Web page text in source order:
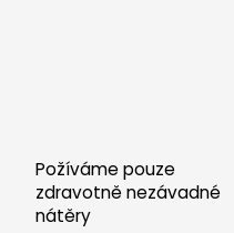
Požíváme pouze
zdravotně nezávadné
nátěry